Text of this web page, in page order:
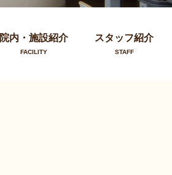
院内・施設紹介
FACILITY
スタッフ紹介
STAFF